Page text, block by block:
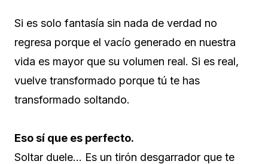
Si es solo fantasía sin nada de verdad no
regresa porque el vacío generado en nuestra
vida es mayor que su volumen real. Si es real,
vuelve transformado porque tú te has
transformado soltando.
Eso sí que es perfecto.
Soltar duele… Es un tirón desgarrador que te